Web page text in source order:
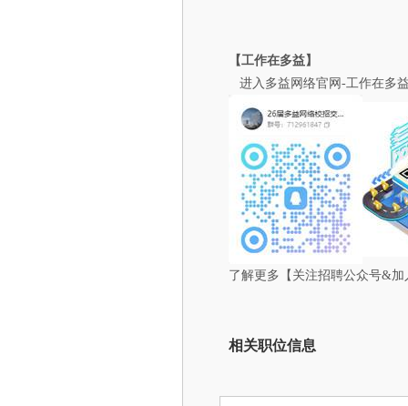
【工作在多益】
进入多益网络官网-工作在多
了解更多【关注招聘公众号&加
相关职位信息